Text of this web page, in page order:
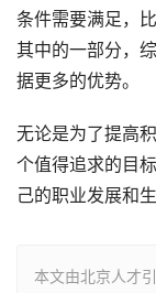
条件需要满足，
其中的一部分，
据更多的优势。
无论是为了提高
个值得追求的目
己的职业发展和
本文由北京人才